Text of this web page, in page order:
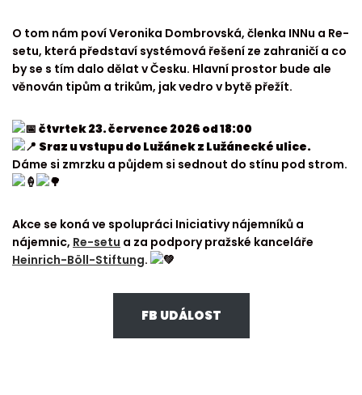
O tom nám poví Veronika Dombrovská, členka INNu a Re-
setu, která představí systémová řešení ze zahraničí a co
by se s tím dalo dělat v Česku. Hlavní prostor bude ale
věnován tipům a trikům, jak vedro v bytě přežít.
čtvrtek 23. července 2026 od 18:00
Sraz u vstupu do Lužánek z Lužánecké ulice.
Dáme si zmrzku a půjdem si sednout do stínu pod strom.
Akce se koná ve spolupráci Iniciativy nájemníků a
nájemnic, Re-setu a za podpory pražské kanceláře
Heinrich-Böll-Stiftung.
FB UDÁLOST